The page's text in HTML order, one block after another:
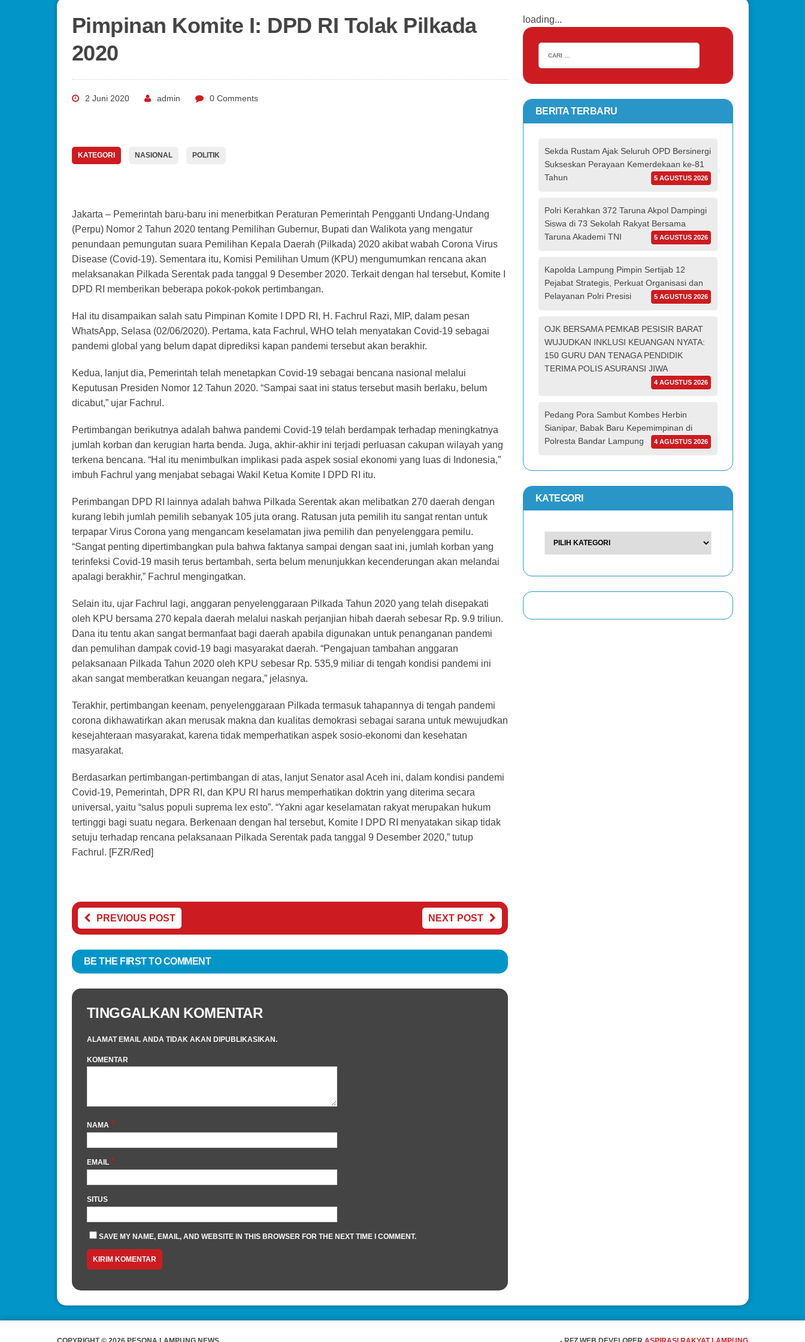
Pimpinan Komite I: DPD RI Tolak Pilkada
2020
2 Juni 2020 admin 0 Comments
KATEGORI NASIONAL POLITIK
Jakarta – Pemerintah baru-baru ini menerbitkan Peraturan Pemerintah Pengganti Undang-Undang
(Perpu) Nomor 2 Tahun 2020 tentang Pemilihan Gubernur, Bupati dan Walikota yang mengatur
penundaan pemungutan suara Pemilihan Kepala Daerah (Pilkada) 2020 akibat wabah Corona Virus
Disease (Covid-19). Sementara itu, Komisi Pemilihan Umum (KPU) mengumumkan rencana akan
melaksanakan Pilkada Serentak pada tanggal 9 Desember 2020. Terkait dengan hal tersebut, Komite I
DPD RI memberikan beberapa pokok-pokok pertimbangan.
Hal itu disampaikan salah satu Pimpinan Komite I DPD RI, H. Fachrul Razi, MIP, dalam pesan
WhatsApp, Selasa (02/06/2020). Pertama, kata Fachrul, WHO telah menyatakan Covid-19 sebagai
pandemi global yang belum dapat diprediksi kapan pandemi tersebut akan berakhir.
Kedua, lanjut dia, Pemerintah telah menetapkan Covid-19 sebagai bencana nasional melalui
Keputusan Presiden Nomor 12 Tahun 2020. “Sampai saat ini status tersebut masih berlaku, belum
dicabut,” ujar Fachrul.
Pertimbangan berikutnya adalah bahwa pandemi Covid-19 telah berdampak terhadap meningkatnya
jumlah korban dan kerugian harta benda. Juga, akhir-akhir ini terjadi perluasan cakupan wilayah yang
terkena bencana. “Hal itu menimbulkan implikasi pada aspek sosial ekonomi yang luas di Indonesia,”
imbuh Fachrul yang menjabat sebagai Wakil Ketua Komite I DPD RI itu.
Perimbangan DPD RI lainnya adalah bahwa Pilkada Serentak akan melibatkan 270 daerah dengan
kurang lebih jumlah pemilih sebanyak 105 juta orang. Ratusan juta pemilih itu sangat rentan untuk
terpapar Virus Corona yang mengancam keselamatan jiwa pemilih dan penyelenggara pemilu.
“Sangat penting dipertimbangkan pula bahwa faktanya sampai dengan saat ini, jumlah korban yang
terinfeksi Covid-19 masih terus bertambah, serta belum menunjukkan kecenderungan akan melandai
apalagi berakhir,” Fachrul mengingatkan.
Selain itu, ujar Fachrul lagi, anggaran penyelenggaraan Pilkada Tahun 2020 yang telah disepakati
oleh KPU bersama 270 kepala daerah melalui naskah perjanjian hibah daerah sebesar Rp. 9.9 triliun.
Dana itu tentu akan sangat bermanfaat bagi daerah apabila digunakan untuk penanganan pandemi
dan pemulihan dampak covid-19 bagi masyarakat daerah. “Pengajuan tambahan anggaran
pelaksanaan Pilkada Tahun 2020 oleh KPU sebesar Rp. 535,9 miliar di tengah kondisi pandemi ini
akan sangat memberatkan keuangan negara,” jelasnya.
Terakhir, pertimbangan keenam, penyelenggaraan Pilkada termasuk tahapannya di tengah pandemi
corona dikhawatirkan akan merusak makna dan kualitas demokrasi sebagai sarana untuk mewujudkan
kesejahteraan masyarakat, karena tidak memperhatikan aspek sosio-ekonomi dan kesehatan
masyarakat.
Berdasarkan pertimbangan-pertimbangan di atas, lanjut Senator asal Aceh ini, dalam kondisi pandemi
Covid-19, Pemerintah, DPR RI, dan KPU RI harus memperhatikan doktrin yang diterima secara
universal, yaitu “salus populi suprema lex esto”. “Yakni agar keselamatan rakyat merupakan hukum
tertinggi bagi suatu negara. Berkenaan dengan hal tersebut, Komite I DPD RI menyatakan sikap tidak
setuju terhadap rencana pelaksanaan Pilkada Serentak pada tanggal 9 Desember 2020,” tutup
Fachrul. [FZR/Red]
PREVIOUS POST NEXT POST
BE THE FIRST TO COMMENT
TINGGALKAN KOMENTAR
ALAMAT EMAIL ANDA TIDAK AKAN DIPUBLIKASIKAN.
KOMENTAR
NAMA *
EMAIL *
SITUS
SAVE MY NAME, EMAIL, AND WEBSITE IN THIS BROWSER FOR THE NEXT TIME I COMMENT.
loading...
BERITA TERBARU
Sekda Rustam Ajak Seluruh OPD Bersinergi
Sukseskan Perayaan Kemerdekaan ke-81
Tahun
5 AGUSTUS 2026
Polri Kerahkan 372 Taruna Akpol Dampingi
Siswa di 73 Sekolah Rakyat Bersama
Taruna Akademi TNI
5 AGUSTUS 2026
Kapolda Lampung Pimpin Sertijab 12
Pejabat Strategis, Perkuat Organisasi dan
Pelayanan Polri Presisi
5 AGUSTUS 2026
OJK BERSAMA PEMKAB PESISIR BARAT
WUJUDKAN INKLUSI KEUANGAN NYATA:
150 GURU DAN TENAGA PENDIDIK
TERIMA POLIS ASURANSI JIWA
4 AGUSTUS 2026
Pedang Pora Sambut Kombes Herbin
Sianipar, Babak Baru Kepemimpinan di
Polresta Bandar Lampung
4 AGUSTUS 2026
KATEGORI